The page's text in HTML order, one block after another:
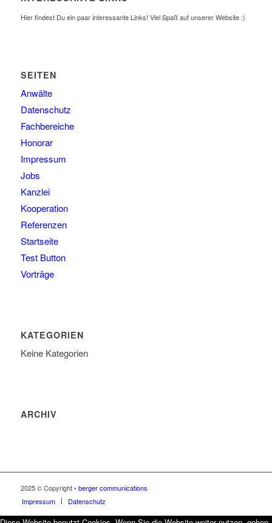
Hier findest Du ein paar interessante Links! Viel Spaß auf unserer Website :)
SEITEN
Anwälte
Datenschutz
Fachbereiche
Honorar
Impressum
Jobs
Kanzlei
Kooperation
Referenzen
Startseite
Test Button
Vorträge
KATEGORIEN
Keine Kategorien
ARCHIV
2025 © Copyright •berger communications
Impressum
Datenschutz